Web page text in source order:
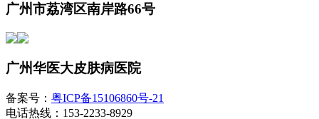
广州市荔湾区南岸路66号
广州华医大皮肤病医院
备案号： 粤ICP备15106860号-21
电话热线：153-2233-8929